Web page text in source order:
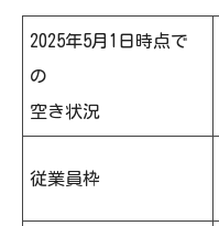
2025年5月1日時点で
の
空き状況
従業員枠